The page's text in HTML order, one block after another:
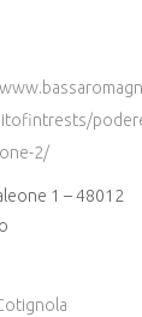
2/
1 – 48012